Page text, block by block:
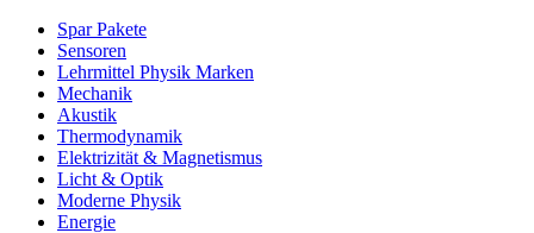
Spar Pakete
Sensoren
Lehrmittel Physik Marken
Mechanik
Akustik
Thermodynamik
Elektrizität & Magnetismus
Licht & Optik
Moderne Physik
Energie